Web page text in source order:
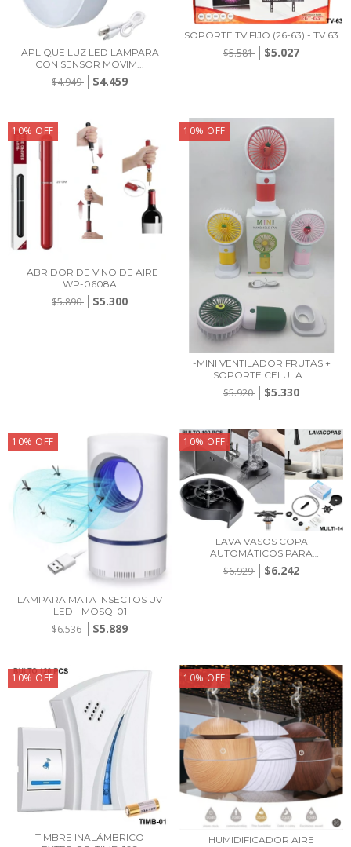
APLIQUE LUZ LED LAMPARA
CON SENSOR MOVIM...
$4.949 $4.459
SOPORTE TV FIJO (26-63) - TV 63
$5.581 $5.027
10% OFF
_ABRIDOR DE VINO DE AIRE
WP-0608A
$5.890 $5.300
10% OFF
-MINI VENTILADOR FRUTAS +
SOPORTE CELULA...
$5.920 $5.330
10% OFF
LAMPARA MATA INSECTOS UV
LED - MOSQ-01
$6.536 $5.889
10% OFF
LAVA VASOS COPA
AUTOMÁTICOS PARA
FREGADE...
$6.929 $6.242
10% OFF
TIMBRE INALÁMBRICO
10% OFF
HUMIDIFICADOR AIRE